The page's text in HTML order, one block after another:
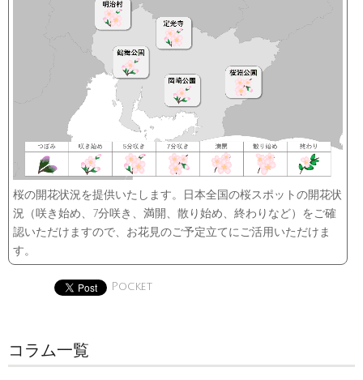
桜の開花状況を提供いたします。日本全国の桜スポットの開花状
況（咲き始め、7分咲き、満開、散り始め、終わりなど）をご確
認いただけますので、お花見のご予定立てにご活用いただけま
す。
Pocket
コラム一覧